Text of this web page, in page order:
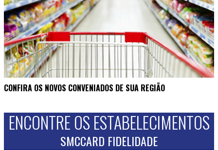
CONFIRA OS NOVOS CONVENIADOS DE SUA REGIÃO
ENCONTRE OS ESTABELECIMENTOS
SMCCARD FIDELIDADE